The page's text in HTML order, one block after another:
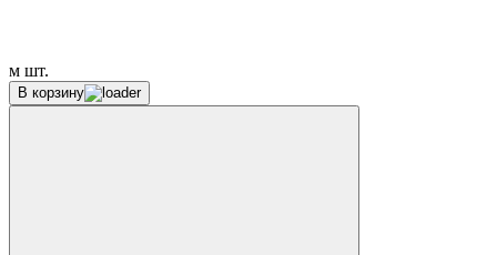
м шт.
В корзину